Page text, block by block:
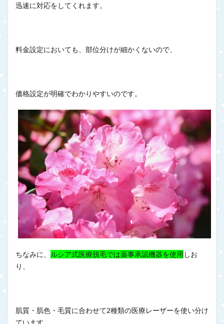
迅速に対応をしてくれます。
料金設定においても、部位分けが細かくないので、
価格設定が明確でわかりやすいのです。
ちなみに、 ルシア式医療脱毛では薬事承認機器を使用 しお
り、
肌質・肌色・毛質に合わせて2種類の医療レーザーを使い分け